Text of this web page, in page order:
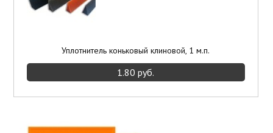
Уплотнитель коньковый клиновой, 1 м.п.
1.80 руб.